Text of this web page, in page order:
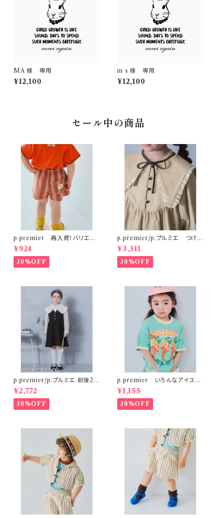
MA 様 専用
¥12,100
m s 様 専用
¥12,100
セール中の商品
p.premier 再入荷！バリエー
ションミニ裏毛ハーフパンツ ブ
ラウン
¥924
30%OFF
p.premier/p.プルミエ つけ衿
付き3WAYワンピース ベージ
ュ
¥3,311
30%OFF
p.premier/p.プルミエ 前後2W
AYパールボタンジャンパースカ
ート
¥2,772
30%OFF
p.premier いろんなアイスち
ょーだいグラフィックリンガーT
シャツ ミント
¥1,155
30%OFF